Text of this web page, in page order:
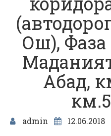
Ош), Фаза
Абад,
admin 12.06.2018